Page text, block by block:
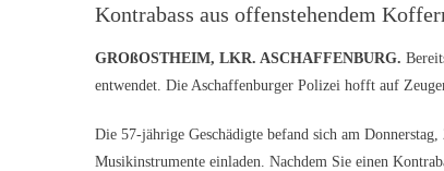
Kontrabass aus offenstehendem
GROßOSTHEIM, LKR. ASCHAFFENBURG.
entwendet. Die Aschaffenburger Polizei hofft auf
Die 57-jährige Geschädigte befand sich am
Musikinstrumente einladen. Nachdem Sie einen